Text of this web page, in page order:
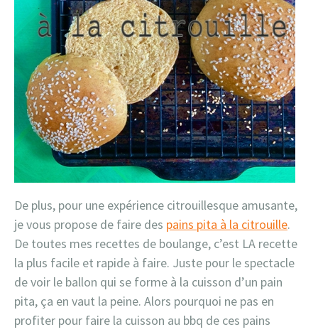
De plus, pour une expérience citrouillesque amusante,
je vous propose de faire des pains pita à la citrouille.
De toutes mes recettes de boulange, c’est LA recette
la plus facile et rapide à faire. Juste pour le spectacle
de voir le ballon qui se forme à la cuisson d’un pain
pita, ça en vaut la peine. Alors pourquoi ne pas en
profiter pour faire la cuisson au bbq de ces pains